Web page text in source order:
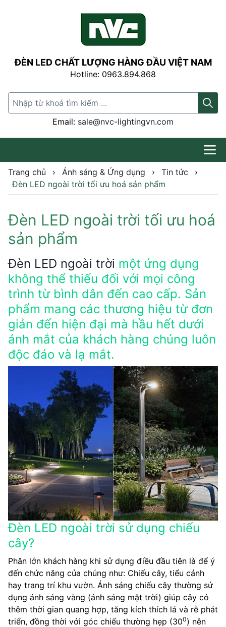
ĐÈN LED CHẤT LƯỢNG HÀNG ĐẦU VIỆT NAM
Hotline: 0963.894.868
Search for:
Email: sale@nvc-lightingvn.com
Trang chủ › Ánh sáng & Ứng dụng › Tin tức
›
Đèn LED ngoài trời tối ưu hoá sản phẩm
Đèn LED ngoài trời tối ưu hoá
sản phẩm
Đèn LED ngoài trời một ứng dụng
không thể thiếu đối với mọi công
trình từ bình dân đến cao cấp. Sản
phẩm mang các thương hiệu từ đơn
giản đến hiện đại mà hầu hết dưới
ánh mắt của khách hàng chúng luôn
độc đáo và lạ mắt.
Đèn LED ngoài trời sử dụng chiếu
cây?
Phân lớn khách hàng khi sử dụng điều đầu tiên là để ý
đến chức năng của chúng như: Chiếu cây, tiểu cảnh
hay trang trí khu vườn. Ánh sáng chiếu cây thường sử
dụng ánh sáng vàng (ánh sáng mặt trời) giúp cây có
thêm thời gian quang hợp, tăng kích thích lá và rễ phát
triển, đồng thời với góc chiếu thường hẹp (300) nên